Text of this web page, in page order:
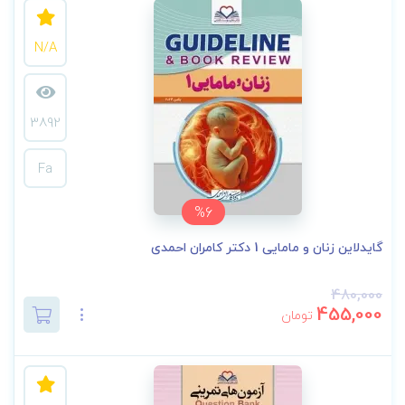
%6
N/A
3892
Fa
گایدلاین زنان و مامایی 1 دکتر کامران احمدی
480,000
455,000 تومان